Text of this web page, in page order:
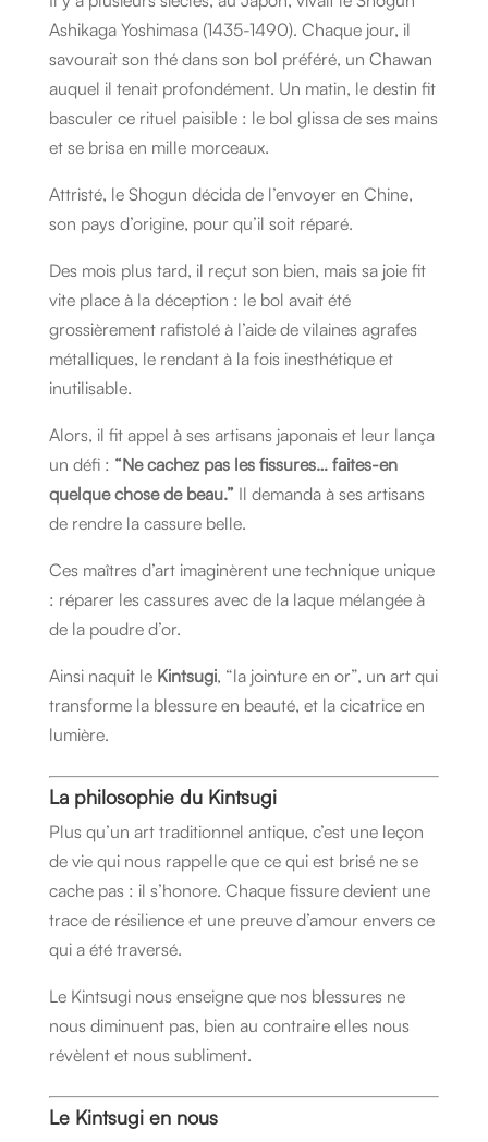
Ashikaga Yoshimasa (1435-1490). Chaque jour, il
savourait son thé dans son bol préféré, un Chawan
auquel il tenait profondément. Un matin, le destin fit
basculer ce rituel paisible : le bol glissa de ses mains
et se brisa en mille morceaux.
Attristé, le Shogun décida de l’envoyer en Chine,
son pays d’origine, pour qu’il soit réparé.
Des mois plus tard, il reçut son bien, mais sa joie fit
vite place à la déception : le bol avait été
grossièrement rafistolé à l’aide de vilaines agrafes
métalliques, le rendant à la fois inesthétique et
inutilisable.
Alors, il fit appel à ses artisans japonais et leur lança
un défi : “Ne cachez pas les fissures… faites-en
quelque chose de beau.” Il demanda à ses artisans
de rendre la cassure belle.
Ces maîtres d’art imaginèrent une technique unique
: réparer les cassures avec de la laque mélangée à
de la poudre d’or.
Ainsi naquit le Kintsugi, “la jointure en or”, un art qui
transforme la blessure en beauté, et la cicatrice en
lumière.
La philosophie du Kintsugi
Plus qu’un art traditionnel antique, c’est une leçon
de vie qui nous rappelle que ce qui est brisé ne se
cache pas : il s’honore. Chaque fissure devient une
trace de résilience et une preuve d’amour envers ce
qui a été traversé.
Le Kintsugi nous enseigne que nos blessures ne
nous diminuent pas, bien au contraire elles nous
révèlent et nous subliment.
Le Kintsugi en nous